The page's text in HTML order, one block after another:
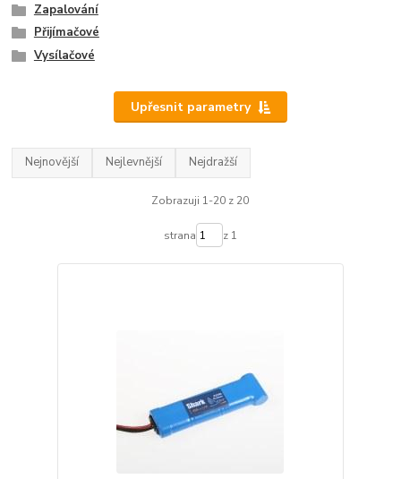
Zapalování
Přijímačové
Vysílačové
Upřesnit parametry
Nejnovější Nejlevnější Nejdražší
Zobrazuji 1-20 z 20
strana z 1